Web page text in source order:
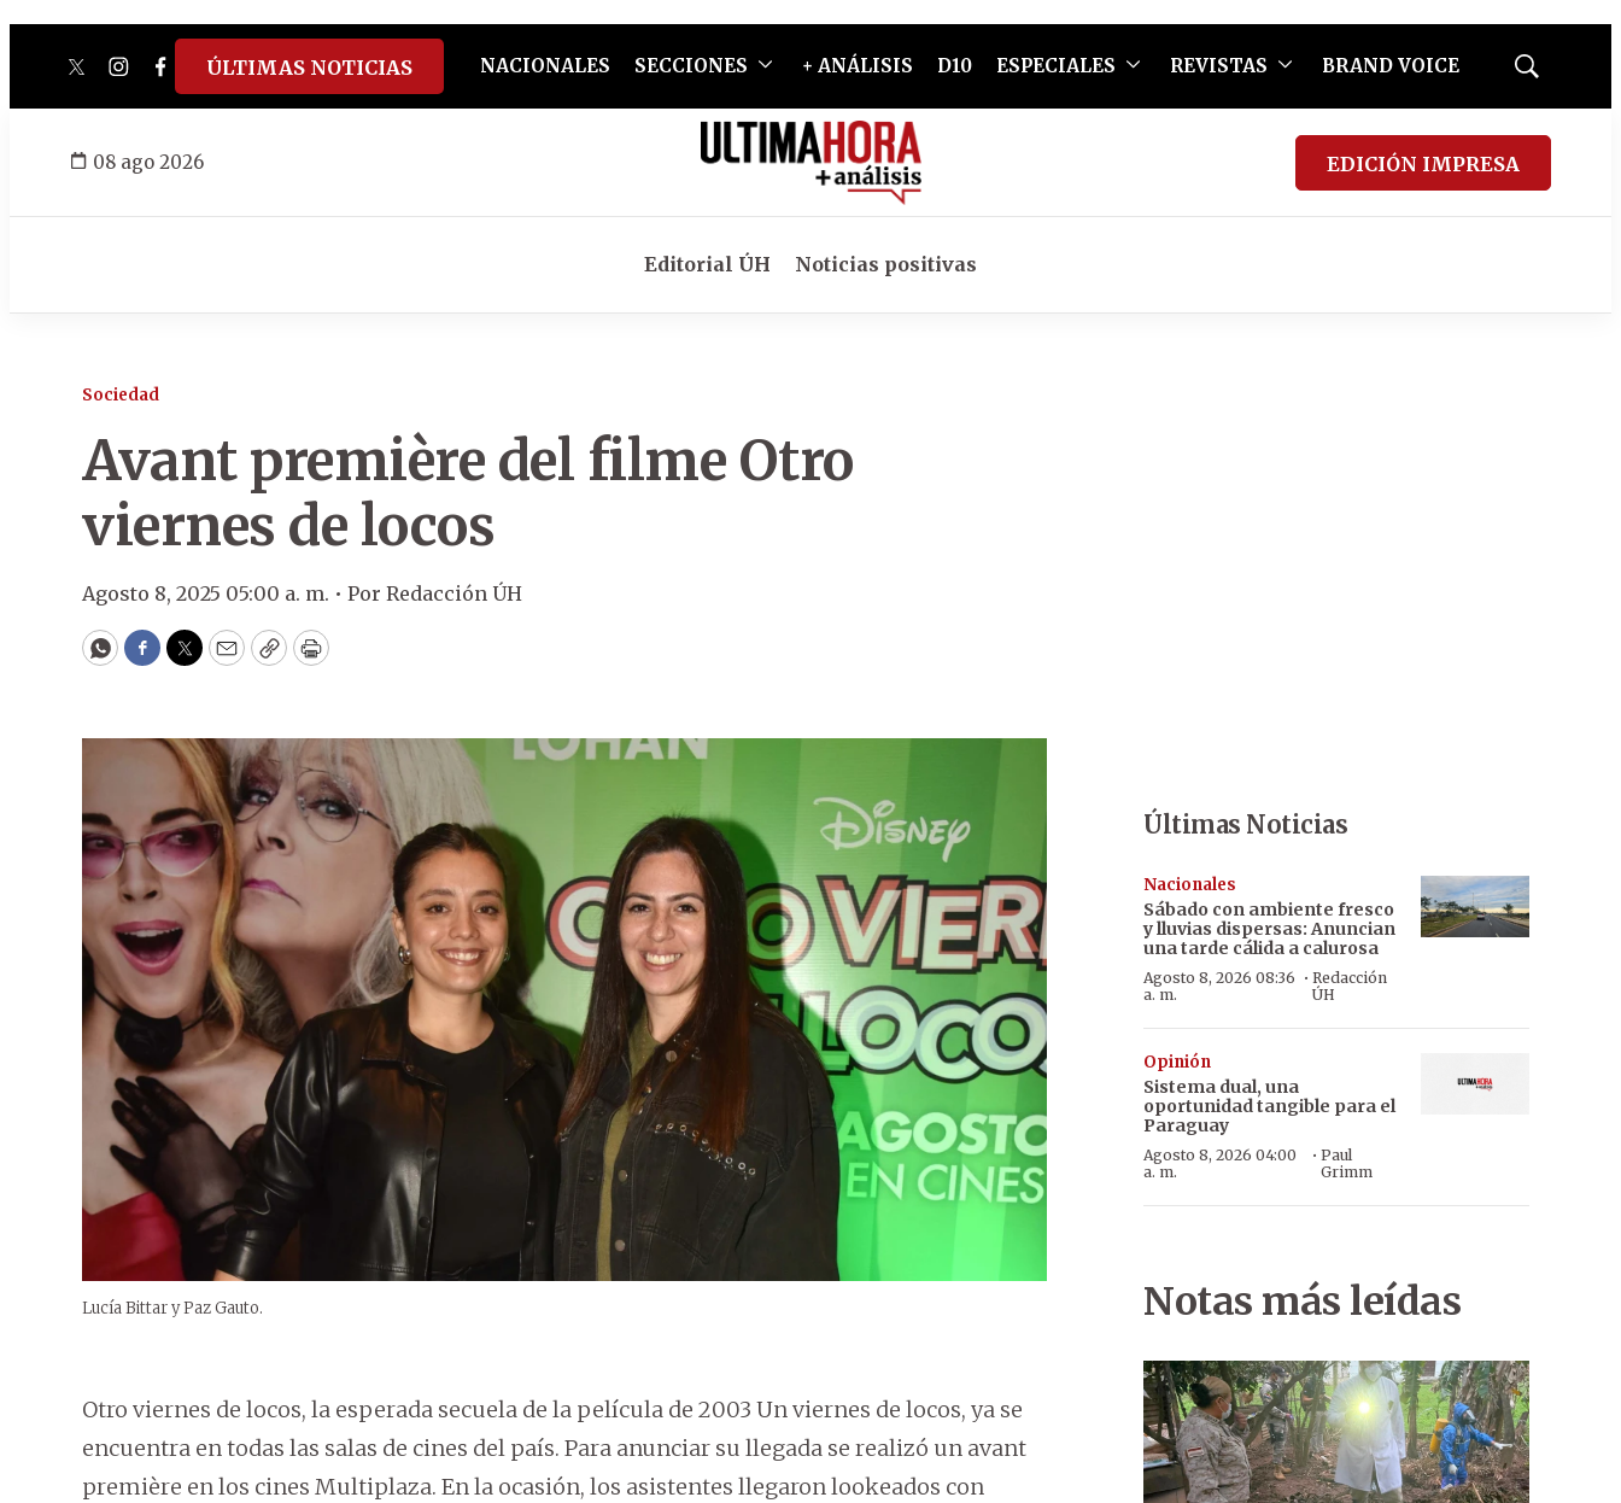
twitterinstagram
facebook
tiktokyoutube
spotify
ÚLTIMAS NOTICIAS NACIONALES SECCIONES + ANÁLISIS D10 ESPECIALES REVISTAS BRAND VOICE
Mostrar
08 ago 2026 EDICIÓN IMPRESA
Editorial ÚH Noticias positivas
Sociedad
Avant première del filme Otro
viernes de locos
Agosto 8, 2025 05:00 a. m. • Por Redacción ÚH
WhatsApp
Facebook
Twitter
EmailCopyPrint
Lucía Bittar y Paz Gauto.
Otro viernes de locos, la esperada secuela de la película de 2003 Un viernes de locos, ya se
encuentra en todas las salas de cines del país. Para anunciar su llegada se realizó un avant
première en los cines Multiplaza. En la ocasión, los asistentes llegaron lookeados con
Últimas Noticias
Nacionales
Sábado con ambiente fresco
y lluvias dispersas: Anuncian
una tarde cálida a calurosa
Agosto 8, 2026 08:36
a. m.
·Redacción
ÚH
Opinión
Sistema dual, una
oportunidad tangible para el
Paraguay
Agosto 8, 2026 04:00
a. m.
·Paul
Grimm
Notas más leídas